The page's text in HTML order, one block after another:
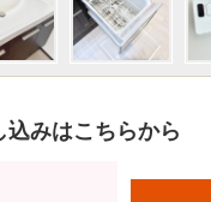
みはこちらから